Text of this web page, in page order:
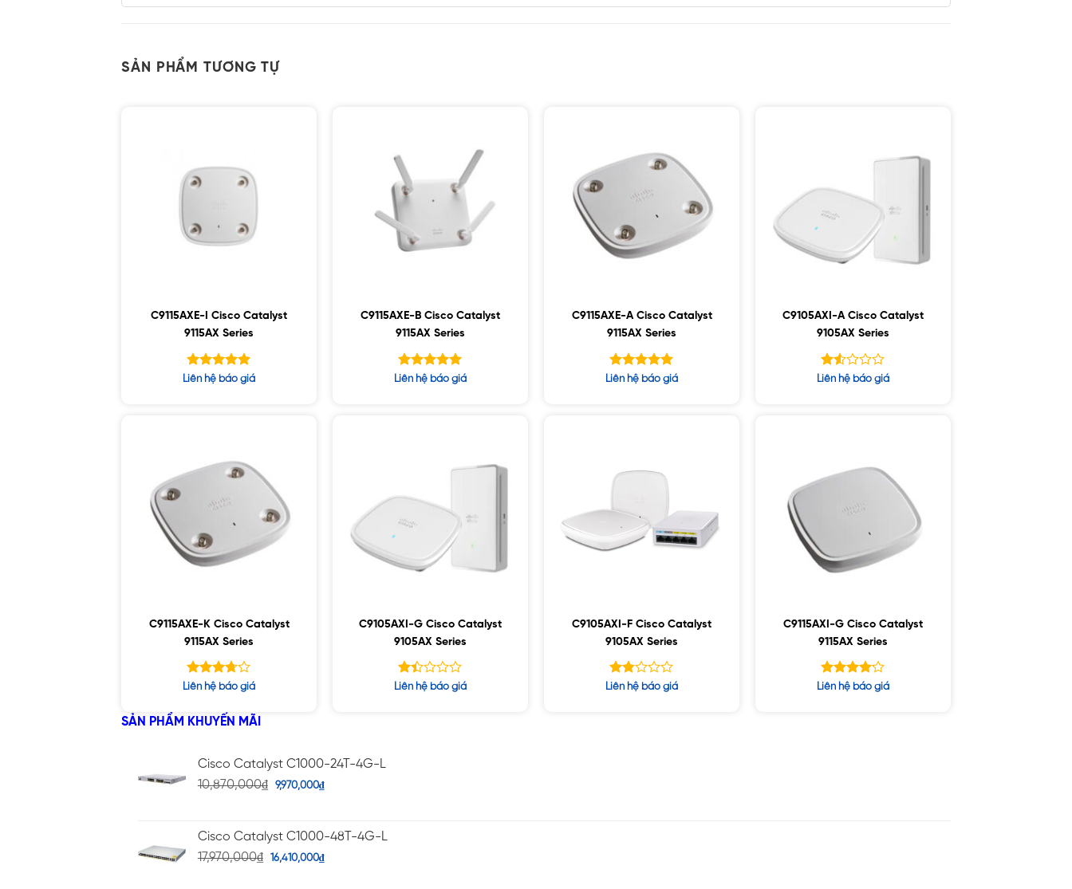
SẢN PHẨM TƯƠNG TỰ
C9115AXE-I Cisco Catalyst
9115AX Series
Được xếp
Liên hệ báo giá
C9115AXE-B Cisco Catalyst
9115AX Series
Được xếp
Liên hệ báo giá
C9115AXE-A Cisco Catalyst
9115AX Series
Được xếp
Liên hệ báo giá
C9105AXI-A Cisco Catalyst
9105AX Series
Được
Liên hệ báo giá
C9115AXE-K Cisco Catalyst
9115AX Series
Được
3.685
Liên hệ báo giá
C9105AXI-G Cisco Catalyst
9105AX Series
Được
Liên hệ báo giá
C9105AXI-F Cisco Catalyst
9105AX Series
Được
Liên hệ báo giá
C9115AXI-G Cisco Catalyst
9115AX Series
Được xếp
Liên hệ báo giá
SẢN PHẨM KHUYẾN MÃI
Cisco Catalyst C1000-24T-4G-L
10,870,000₫ 9,970,000₫
Cisco Catalyst C1000-48T-4G-L
17,970,000₫ 16,410,000₫